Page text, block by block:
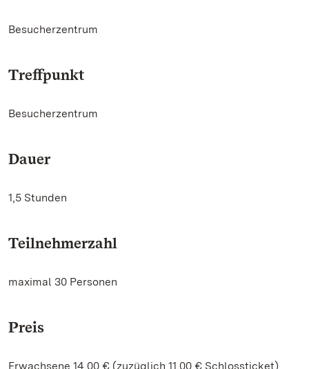
Besucherzentrum
Treffpunkt
Besucherzentrum
Dauer
1,5 Stunden
Teilnehmerzahl
maximal 30 Personen
Preis
Erwachsene 14,00 € (zuzüglich 11,00 € Schlossticket)